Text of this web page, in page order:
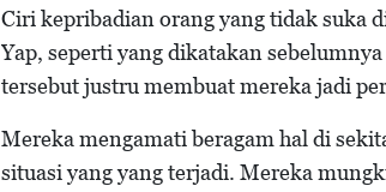
Ciri kepribadian orang yang tidak suka
Yap, seperti yang dikatakan
tersebut justru membuat mereka jadi
Mereka mengamati beragam hal di
situasi yang yang terjadi. Mereka